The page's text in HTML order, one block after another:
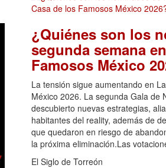
¿Quiénes son los
segunda semana
Famosos México
La tensión sigue aumentando en
México 2026. La segunda Gala de
descubierto nuevas estrategias,
habitantes del reality, además de
que quedaron en riesgo de
la próxima eliminación.Las
El Siglo de Torreón